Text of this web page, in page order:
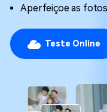
Revisão
Aperfeiçoe as
Teste Online